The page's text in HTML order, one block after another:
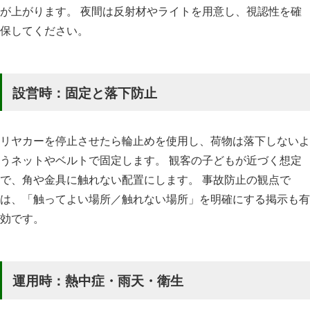
が上がります。 夜間は反射材やライトを用意し、視認性を確
保してください。
設営時：固定と落下防止
リヤカーを停止させたら輪止めを使用し、荷物は落下しないよ
うネットやベルトで固定します。 観客の子どもが近づく想定
で、角や金具に触れない配置にします。 事故防止の観点で
は、「触ってよい場所／触れない場所」を明確にする掲示も有
効です。
運用時：熱中症・雨天・衛生